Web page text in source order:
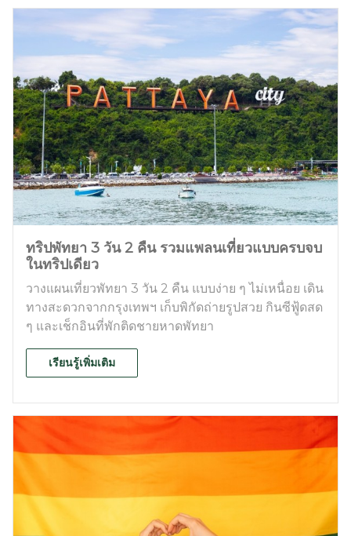
ทริปพัทยา 3 วัน 2 คืน รวมแพลนเที่ยวแบบครบจบ
ในทริปเดียว
วางแผนเที่ยวพัทยา 3 วัน 2 คืน แบบง่าย ๆ ไม่เหนื่อย เดิน
ทางสะดวกจากกรุงเทพฯ เก็บพิกัดถ่ายรูปสวย กินซีฟู้ดสด
ๆ และเช็กอินที่พักติดชายหาดพัทยา
เรียนรู้เพิ่มเติม